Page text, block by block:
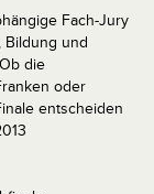
Fach-Jury
Bildung und
die
oder
entscheiden